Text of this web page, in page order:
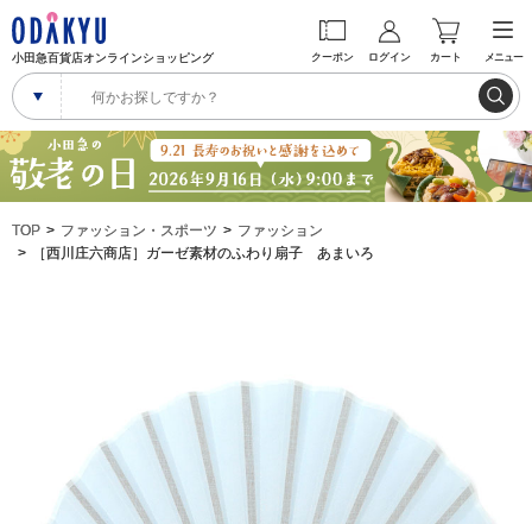
小田急百貨店オンラインショッピング クーポン ログイン カート メニュー
TOP ファッション・スポーツ
ファッション
［西川庄六商店］ガーゼ素材のふわり扇子 あまいろ